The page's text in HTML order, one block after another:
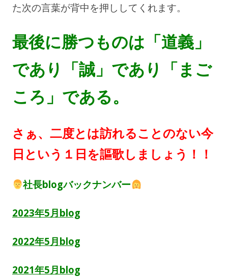
た次の言葉が背中を押ししてくれます。
最後に勝つものは「道義」
であり「誠」であり「まご
ころ」である。
さぁ、二度とは訪れることのない今
日という１日を謳歌しましょう！！
社長blogバックナンバー
2023年5月blog
2022年5月blog
2021年5月blog